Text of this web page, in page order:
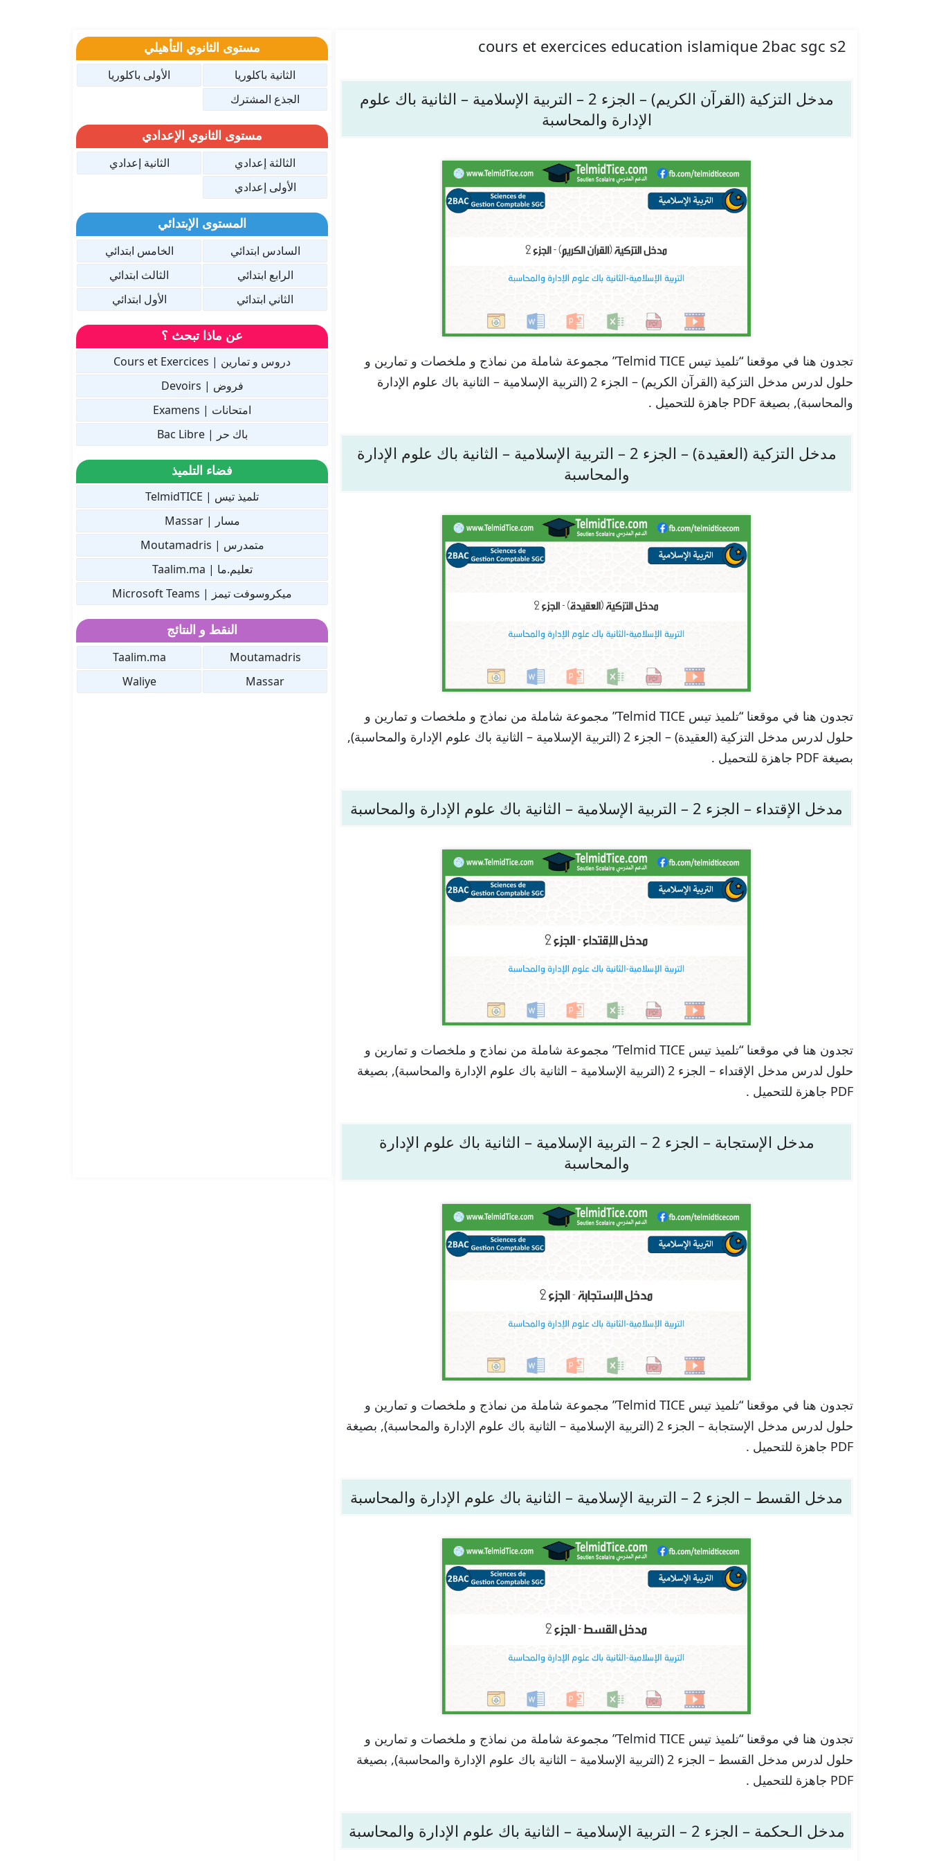
cours et exercices education islamique 2bac sgc s2
مدخل التزكية (القرآن الكريم) – الجزء 2 – التربية الإسلامية – الثانية باك علوم
الإدارة والمحاسبة
تجدون هنا في موقعنا “تلميذ تيس Telmid TICE” مجموعة شاملة من نماذج و ملخصات و تمارين و
حلول لدرس مدخل التزكية (القرآن الكريم) – الجزء 2 (التربية الإسلامية – الثانية باك علوم الإدارة
والمحاسبة), بصيغة PDF جاهزة للتحميل .
مدخل التزكية (العقيدة) – الجزء 2 – التربية الإسلامية – الثانية باك علوم الإدارة
والمحاسبة
تجدون هنا في موقعنا “تلميذ تيس Telmid TICE” مجموعة شاملة من نماذج و ملخصات و تمارين و
حلول لدرس مدخل التزكية (العقيدة) – الجزء 2 (التربية الإسلامية – الثانية باك علوم الإدارة والمحاسبة),
بصيغة PDF جاهزة للتحميل .
مدخل الإقتداء – الجزء 2 – التربية الإسلامية – الثانية باك علوم الإدارة والمحاسبة
تجدون هنا في موقعنا “تلميذ تيس Telmid TICE” مجموعة شاملة من نماذج و ملخصات و تمارين و
حلول لدرس مدخل الإقتداء – الجزء 2 (التربية الإسلامية – الثانية باك علوم الإدارة والمحاسبة), بصيغة
PDF جاهزة للتحميل .
مدخل الإستجابة – الجزء 2 – التربية الإسلامية – الثانية باك علوم الإدارة
والمحاسبة
تجدون هنا في موقعنا “تلميذ تيس Telmid TICE” مجموعة شاملة من نماذج و ملخصات و تمارين و
حلول لدرس مدخل الإستجابة – الجزء 2 (التربية الإسلامية – الثانية باك علوم الإدارة والمحاسبة), بصيغة
PDF جاهزة للتحميل .
مدخل القسط – الجزء 2 – التربية الإسلامية – الثانية باك علوم الإدارة والمحاسبة
تجدون هنا في موقعنا “تلميذ تيس Telmid TICE” مجموعة شاملة من نماذج و ملخصات و تمارين و
حلول لدرس مدخل القسط – الجزء 2 (التربية الإسلامية – الثانية باك علوم الإدارة والمحاسبة), بصيغة
PDF جاهزة للتحميل .
مدخل الـحكمة – الجزء 2 – التربية الإسلامية – الثانية باك علوم الإدارة والمحاسبة
مستوى الثانوي التأهيلي
الثانية باكلوريا
الأولى باكلوريا
الجذع المشترك
مستوى الثانوي الإعدادي
الثالثة إعدادي
الثانية إعدادي
الأولى إعدادي
المستوى الإبتدائي
السادس ابتدائي
الخامس ابتدائي
الرابع ابتدائي
الثالث ابتدائي
الثاني ابتدائي
الأول ابتدائي
عن ماذا تبحث ؟
دروس و تمارين | Cours et Exercices
فروض | Devoirs
امتحانات | Examens
باك حر | Bac Libre
فضاء التلميذ
تلميذ تيس | TelmidTICE
مسار | Massar
متمدرس | Moutamadris
تعليم.ما | Taalim.ma
ميكروسوفت تيمز | Microsoft Teams
النقط و النتائج
Moutamadris
Taalim.ma
Massar
Waliye